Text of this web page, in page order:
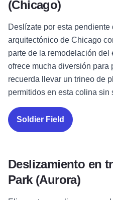
(Chicago)
Deslízate por esta pendiente
arquitectónico de Chicago
parte de la remodelación del
ofrece mucha diversión para
recuerda llevar un trineo de
permitidos en esta colina sin
Soldier Field
Deslizamiento en
Park (Aurora)